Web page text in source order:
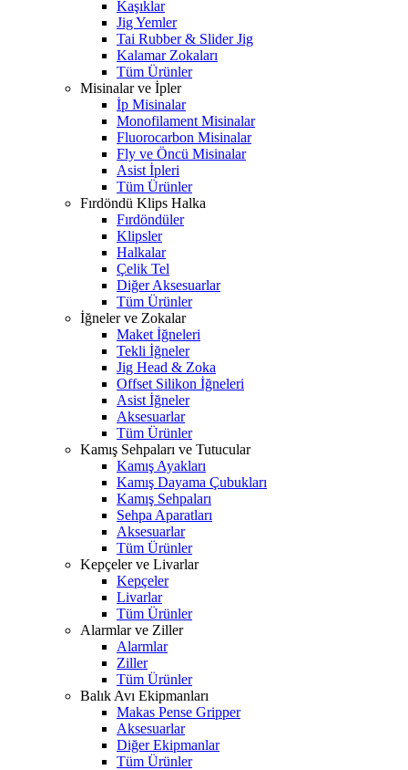
Kaşıklar
Jig Yemler
Tai Rubber & Slider Jig
Kalamar Zokaları
Tüm Ürünler
Misinalar ve İpler
İp Misinalar
Monofilament Misinalar
Fluorocarbon Misinalar
Fly ve Öncü Misinalar
Asist İpleri
Tüm Ürünler
Fırdöndü Klips Halka
Fırdöndüler
Klipsler
Halkalar
Çelik Tel
Diğer Aksesuarlar
Tüm Ürünler
İğneler ve Zokalar
Maket İğneleri
Tekli İğneler
Jig Head & Zoka
Offset Silikon İğneleri
Asist İğneler
Aksesuarlar
Tüm Ürünler
Kamış Sehpaları ve Tutucular
Kamış Ayakları
Kamış Dayama Çubukları
Kamış Sehpaları
Sehpa Aparatları
Aksesuarlar
Tüm Ürünler
Kepçeler ve Livarlar
Kepçeler
Livarlar
Tüm Ürünler
Alarmlar ve Ziller
Alarmlar
Ziller
Tüm Ürünler
Balık Avı Ekipmanları
Makas Pense Gripper
Aksesuarlar
Diğer Ekipmanlar
Tüm Ürünler